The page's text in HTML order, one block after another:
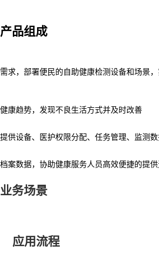
产品组成
求，部署便民的自助健康检测设备和场景
康趋势，发现不良生活方式并及时改善
供设备、医护权限分配、任务管理、监测
案数据，协助健康服务人员高效便捷的提
业务场景
程